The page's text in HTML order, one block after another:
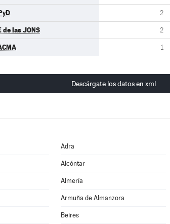
2
de las JONS 2
1
Descárgate los datos en xml
Adra
Alcóntar
Almería
Armuña de Almanzora
Beires